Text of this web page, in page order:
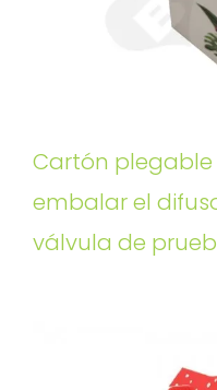
Cartón
embalar el
válvula de